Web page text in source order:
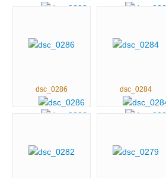
dsc_0286 dsc_0284